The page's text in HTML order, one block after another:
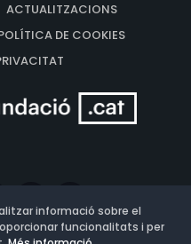
ACTUALITZACIONS
DE COOKIES
informació sobre el
funcionalitats i per